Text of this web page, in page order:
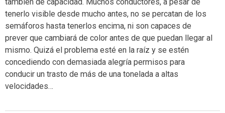
tenerlo visible desde mucho antes, no se percatan de los
semáforos hasta tenerlos encima, ni son capaces de
prever que cambiará de color antes de que puedan llegar al
mismo. Quizá el problema esté en la raíz y se estén
concediendo con demasiada alegría permisos para
conducir un trasto de más de una tonelada a altas
velocidades…